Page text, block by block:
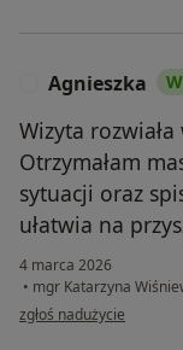
Agnieszka
Wizyta
Otrzymałam
sytuacji oraz
ułatwia na
4 marca 2026
• mgr Katarzyna
w opinii użytkownika
zgłoś nadużycie